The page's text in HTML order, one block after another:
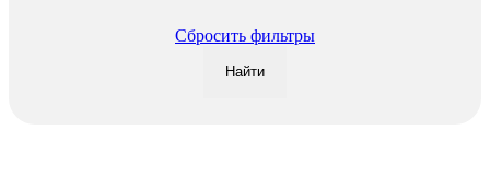
Сбросить фильтры
Найти